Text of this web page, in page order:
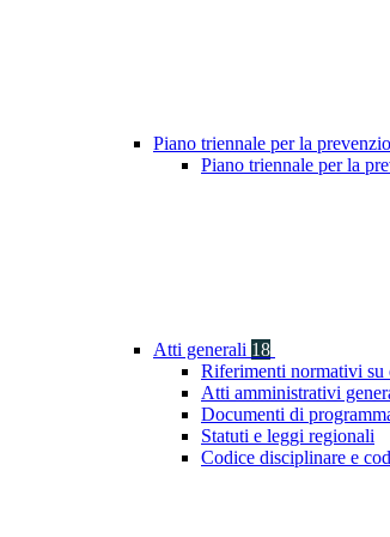
Piano triennale per la
Piano triennale per la
Atti generali 18
Riferimenti normativi su
Atti amministrativi
Documenti di
Statuti e leggi regionali
Codice disciplinare e